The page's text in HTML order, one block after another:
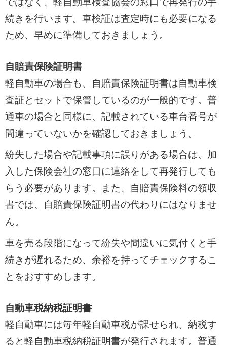
続きを行います。車検証は査定時にも必要になる
ため、早めに準備しておきましょう。
自賠責保険証明書
軽自動車の場合も、自賠責保険証明書は自動車検
査証とセットで保管しているのが一般的です。普
通車の場合と同様に、記載されている車台番号が
間違っていないかを確認しておきましょう。
紛失した場合や記載事項に誤りがある場合は、加
入した保険会社の窓口に連絡をして再発行しても
らう必要があります。また、自賠責保険料の領収
書では、自賠責保険証明書の代わりにはなりませ
ん。
車を売る段階になって紛失や間違いに気付くと手
続きが遅れるため、余裕を持ってチェックするこ
とをおすすめします。
自動車税納税証明書
軽自動車には毎年軽自動車税が課せられ、納税す
ると軽自動車税納税証明書が発行されます。普通